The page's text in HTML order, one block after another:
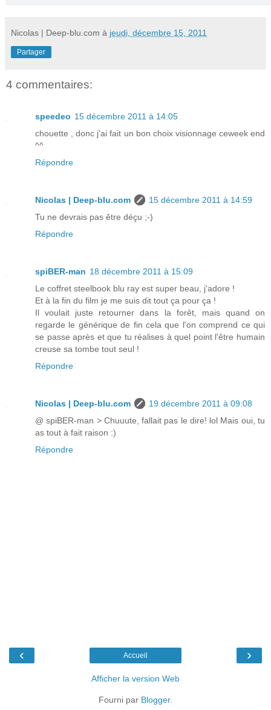
Nicolas | Deep-blu.com à jeudi, décembre 15, 2011
Partager
4 commentaires:
speedeo 15 décembre 2011 à 14:05
chouette , donc j'ai fait un bon choix visionnage ceweek end
^^
Répondre
Nicolas | Deep-blu.com
15 décembre 2011 à 14:59
Tu ne devrais pas être déçu ;-)
Répondre
spiBER-man 18 décembre 2011 à 15:09
Le coffret steelbook blu ray est super beau, j'adore !
Et à la fin du film je me suis dit tout ça pour ça !
Il voulait juste retourner dans la forêt, mais quand on
regarde le générique de fin cela que l'on comprend ce qui
se passe après et que tu réalises à quel point l'être humain
creuse sa tombe tout seul !
Répondre
Nicolas | Deep-blu.com
19 décembre 2011 à 09:08
@ spiBER-man > Chuuute, fallait pas le dire! lol Mais oui, tu
as tout à fait raison :)
Répondre
‹ ›
Accueil
Afficher la version Web
Fourni par Blogger.